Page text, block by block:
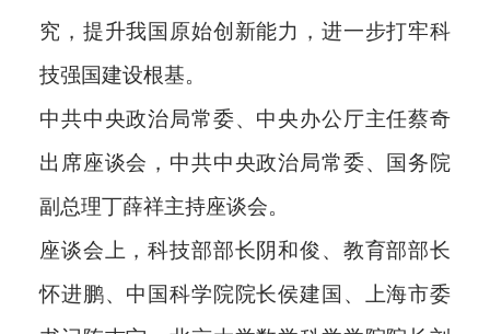
究，提升我国原始创新能力，进一步打牢科
技强国建设根基。
中共中央政治局常委、中央办公厅主任蔡奇
出席座谈会，中共中央政治局常委、国务院
副总理丁薛祥主持座谈会。
座谈会上，科技部部长阴和俊、教育部部长
怀进鹏、中国科学院院长侯建国、上海市委